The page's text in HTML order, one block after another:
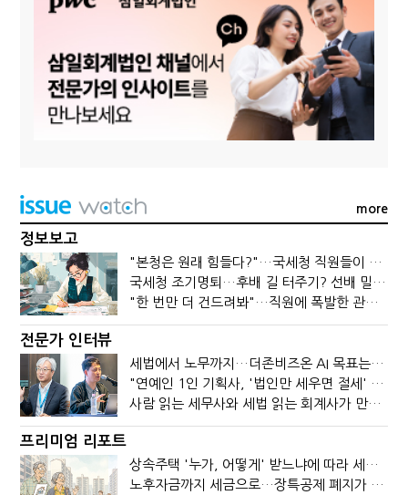
more
정보보고
"본청은 원래 힘들다?"…국세청 직원들이 떠나는 이유
국세청 조기명퇴…후배 길 터주기? 선배 밀어내기?
"한 번만 더 건드려봐"…직원에 폭발한 관세청장, 왜?
전문가 인터뷰
세법에서 노무까지…더존비즈온 AI 목표는 '전문가의 시간'
"연예인 1인 기획사, '법인만 세우면 절세' 시대 끝났다"
사람 읽는 세무사와 세법 읽는 회계사가 만나면?
프리미엄 리포트
상속주택 '누가, 어떻게' 받느냐에 따라 세금이 달라진다
노후자금까지 세금으로…장특공제 폐지가 부를 조세의 역설